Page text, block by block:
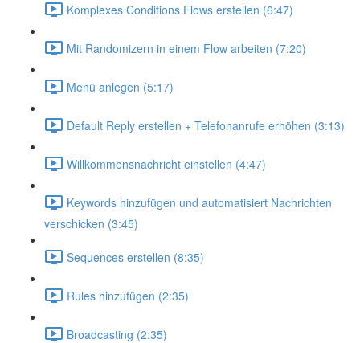
Komplexes Conditions Flows erstellen (6:47)
Mit Randomizern in einem Flow arbeiten (7:20)
Menü anlegen (5:17)
Default Reply erstellen + Telefonanrufe erhöhen (3:13)
Willkommensnachricht einstellen (4:47)
Keywords hinzufügen und automatisiert Nachrichten
verschicken (3:45)
Sequences erstellen (8:35)
Rules hinzufügen (2:35)
Broadcasting (2:35)